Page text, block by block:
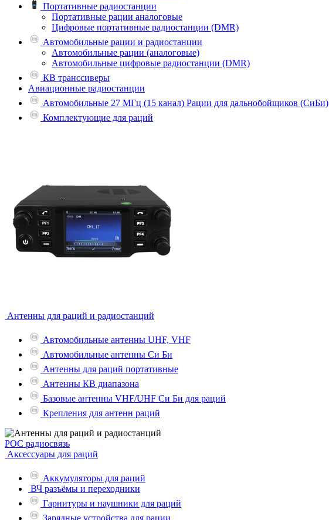
Портативные радиостанции
Портативные рации аналоговые
Цифровые портативные радиостанции (DMR)
Автомобильные рации и радиостанции
Автомобильные рации (аналоговые)
Автомобильные цифровые радиостанции (DMR)
КВ транссиверы
Авиационные радиостанции
Автомобильные 27 МГц (15 канал) Рации для дальнобойщиков (СиБи)
Комплектующие для раций
Антенны для раций и радиостанций
Автомобильные антенны UHF, VHF
Автомобильные антенны Си Би
Антенны для раций портативные
Антенны КВ диапазона
Базовые антенны VHF/UHF Си Би для раций
Крепления для антенн раций
POC радиосвязь
Аксессуары для раций
Аккумуляторы для раций
ВЧ разъёмы и переходники
Гарнитуры и наушники для раций
Зарядные устройства для рации